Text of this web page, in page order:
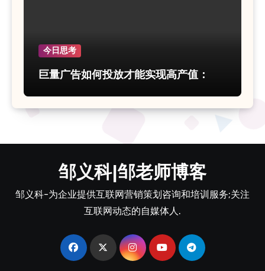
今日思考
巨量广告如何投放才能实现高产值：
邹义科|邹老师博客
邹义科-为企业提供互联网营销策划咨询和培训服务;关注
互联网动态的自媒体人.